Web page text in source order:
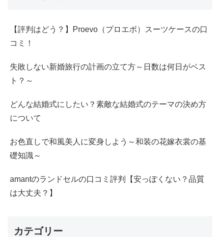
【評判はどう？】Proevo（プロエボ）スーツケースの口
コミ！
失敗しない新婚旅行の計画の立て方～日数は何日がベス
ト？～
どんな結婚式にしたい？素敵な結婚式のテーマの決め方
について
お色直しで和風美人に変身しよう～和装の花嫁衣裳の基
礎知識～
amantのランドセルの口コミ評判【安っぽくない？品質
は大丈夫？】
カテゴリー